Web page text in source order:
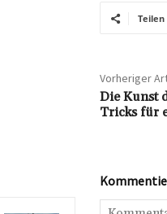
Teilen
Vorheriger
Die Kunst
Tricks für